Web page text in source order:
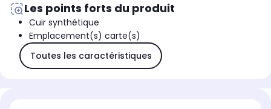
Les points forts du produit
Cuir synthétique
Emplacement(s) carte(s)
Toutes les caractéristiques